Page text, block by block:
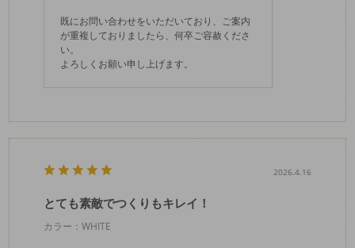
既にお問い合わせをいただいており、ご案内
が重複しておりましたら、何卒ご容赦くださ
い。
よろしくお願い申し上げます。
2026.4.16
とても素敵でつくりもキレイ！
カラー：WHITE